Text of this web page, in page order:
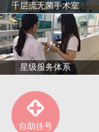
千层流无菌手术室
星级服务体系
自助挂号